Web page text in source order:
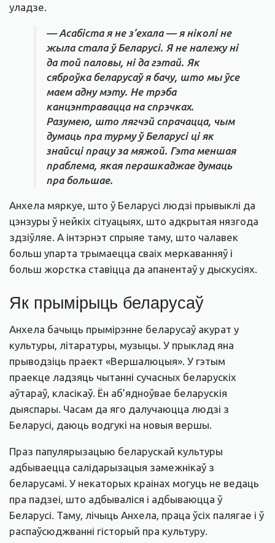
уладзе.
— Асабіста я не з’ехала — я ніколі не
жыла стала ў Беларусі. Я не належу ні
да той паловы, ні да гэтай. Як
сяброўка беларусаў я бачу, што мы ўсе
маем адну мэту. Не трэба
канцэнтравацца на спрэчках.
Разумею, што лягчэй спрачацца, чым
думаць пра турму ў Беларусі ці як
знайсці працу за мяжой. Гэта меншая
праблема, якая перашкаджае думаць
пра большае.
Анхела мяркуе, што ў Беларусі людзі прывыклі да
цэнзуры ў нейкіх сітуацыях, што адкрытая нязгода
здзіўляе. А інтэрнэт спрыяе таму, што чалавек
больш упарта трымаецца сваіх меркаванняў і
больш жорстка ставіцца да апанентаў у дыскусіях.
Як прымірыць беларусаў
Анхела бачыць прымірэнне беларусаў акурат у
культуры, літаратуры, музыцы. У прыклад яна
прыводзіць праект «Вершалюцыя». У гэтым
праекце ладзяць чытанні сучасных беларускіх
аўтараў, класікаў. Ён аб’ядноўвае беларускія
дыяспары. Часам да яго далучаюцца людзі з
Беларусі, даюць водгукі на новыя вершы.
Праз папулярызацыю беларускай культуры
адбываецца салідарызацыя замежнікаў з
беларусамі. У некаторых краінах могуць не ведаць
пра падзеі, што адбываліся і адбываюцца ў
Беларусі. Таму, лічыць Анхела, праца ўсіх палягае і ў
распаўсюджванні гісторый пра культуру.